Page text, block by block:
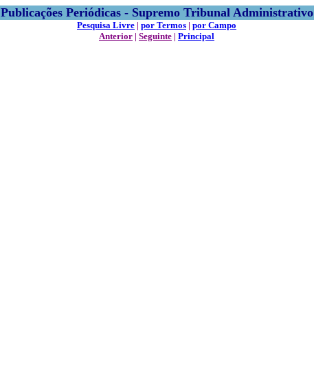
Publicações Periódicas - Supremo Tribunal Administrativo
Pesquisa Livre | por Termos | por Campo
Anterior | Seguinte | Principal